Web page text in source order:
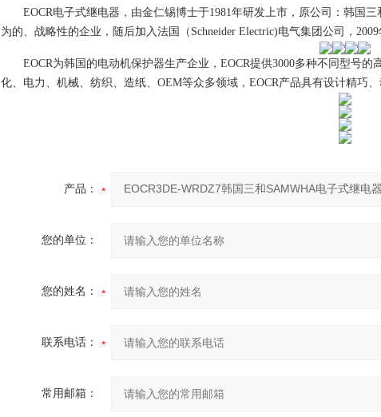
EOCR电子式继电器，由金仁锡博士于1981年研发上市，原公司：韩国三
为的、战略性的企业，随后加入法国（Schneider Electric)电气集团公司，
EOCR为韩国的电动机保护器生产企业，EOCR提供3000多种不同型号的
化、电力、机械、纺织、造纸、OEM等众多领域，EOCR产品具有设计精巧
产品：
您的单位：
您的姓名：
联系电话：
常用邮箱：